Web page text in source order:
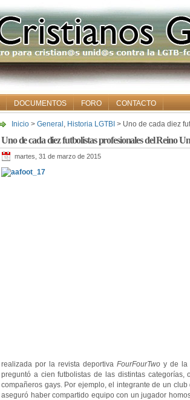
DOCUMENTOS FORO CONTACTO
Inicio > General , Historia LGTBI > Uno de cada diez
Uno de cada diez futbolistas profesionales del Reino
martes, 31 de marzo de 2015
realizada por la revista deportivaFourFourTwo y de la
preguntó a cien futbolistas de las distintas
compañeros gays. Por ejemplo, el integrante de un
aseguró haber compartido equipo con un jugador